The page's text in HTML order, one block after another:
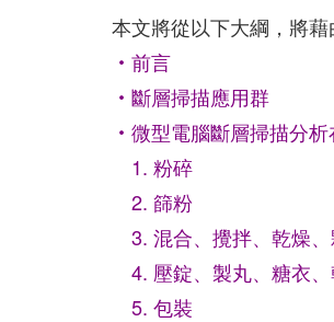
本文將從以下大綱，將
‧前言
‧斷層掃描應用群
‧微型電腦斷層掃描分
1. 粉碎
2. 篩粉
3. 混合、攪拌、乾燥
4. 壓錠、製丸、糖衣
5. 包裝